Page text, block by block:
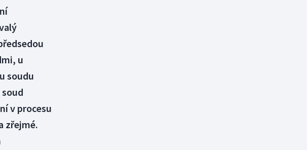
u
soudu
v procesu
zřejmé.